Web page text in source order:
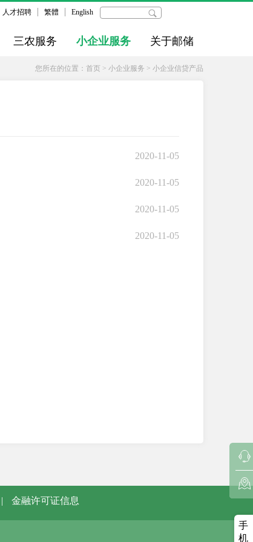
人才招聘 繁體 English
三农服务 小企业服务 关于邮储
您所在的位置： 首页 > 小企业服务 > 小企业信贷产品
2020-11-05
2020-11-05
2020-11-05
2020-11-05
| 金融许可证信息
手
机